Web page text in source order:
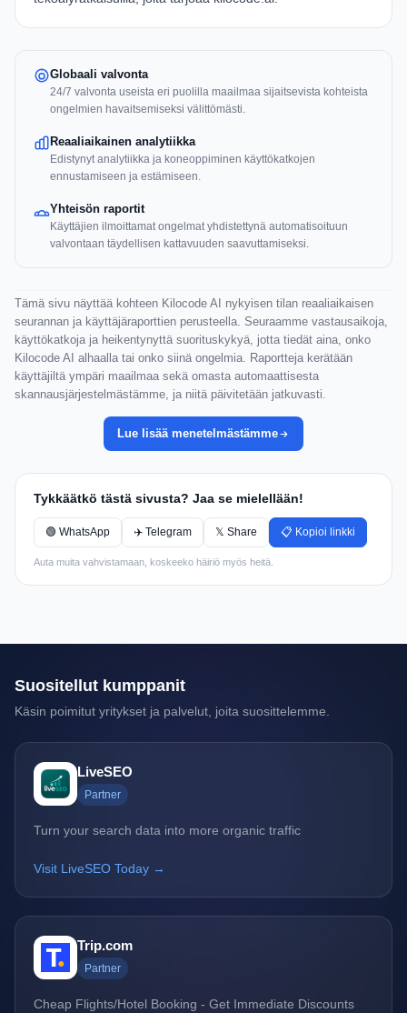
Globaali valvonta
24/7 valvonta useista eri puolilla maailmaa sijaitsevista kohteista
ongelmien havaitsemiseksi välittömästi.
Reaaliaikainen analytiikka
Edistynyt analytiikka ja koneoppiminen käyttökatkojen
ennustamiseen ja estämiseen.
Yhteisön raportit
Käyttäjien ilmoittamat ongelmat yhdistettynä automatisoituun
valvontaan täydellisen kattavuuden saavuttamiseksi.
Tämä sivu näyttää kohteen Kilocode AI nykyisen tilan reaaliaikaisen
seurannan ja käyttäjäraporttien perusteella. Seuraamme vastausaikoja,
käyttökatkoja ja heikentynyttä suorituskykyä, jotta tiedät aina, onko
Kilocode AI alhaalla tai onko siinä ongelmia. Raportteja kerätään
käyttäjiltä ympäri maailmaa sekä omasta automaattisesta
skannausjärjestelmästämme, ja niitä päivitetään jatkuvasti.
Lue lisää menetelmästämme
Tykkäätkö tästä sivusta? Jaa se mielellään!
🟢 WhatsApp ✈️ Telegram 𝕏 Share 📋 Kopioi linkki
Auta muita vahvistamaan, koskeeko häiriö myös heitä.
Suositellut kumppanit
Käsin poimitut yritykset ja palvelut, joita suosittelemme.
LiveSEO
Partner
Turn your search data into more organic traffic
Visit LiveSEO Today →
Trip.com
Partner
Cheap Flights/Hotel Booking - Get Immediate Discounts